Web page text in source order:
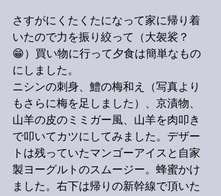
さすがにくたくたになって家に帰り着
いたので力を振り絞って（大袈裟？
😁）買い物に行って夕食は簡単なもの
にしました。
ニシンの刺身、鱧の梅和え（写真より
もさらに梅を足しました）、京漬物、
山羊の皮のミミガー風、山羊を肉叩き
で叩いてカツにしてみました。デザー
トは残っていたマンゴーアイスと自家
製ヨーグルトのスムージー。蜂蜜かけ
ました。右下は帰りの新幹線で頂いた